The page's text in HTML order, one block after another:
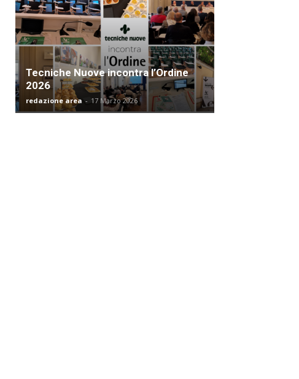
Tecniche Nuove incontra l’Ordine
2026
redazione area - 17 Marzo 2026